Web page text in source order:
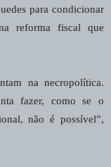
para condicionar
reforma fiscal que
na necropolítica.
fazer, como se o
não é possível”,